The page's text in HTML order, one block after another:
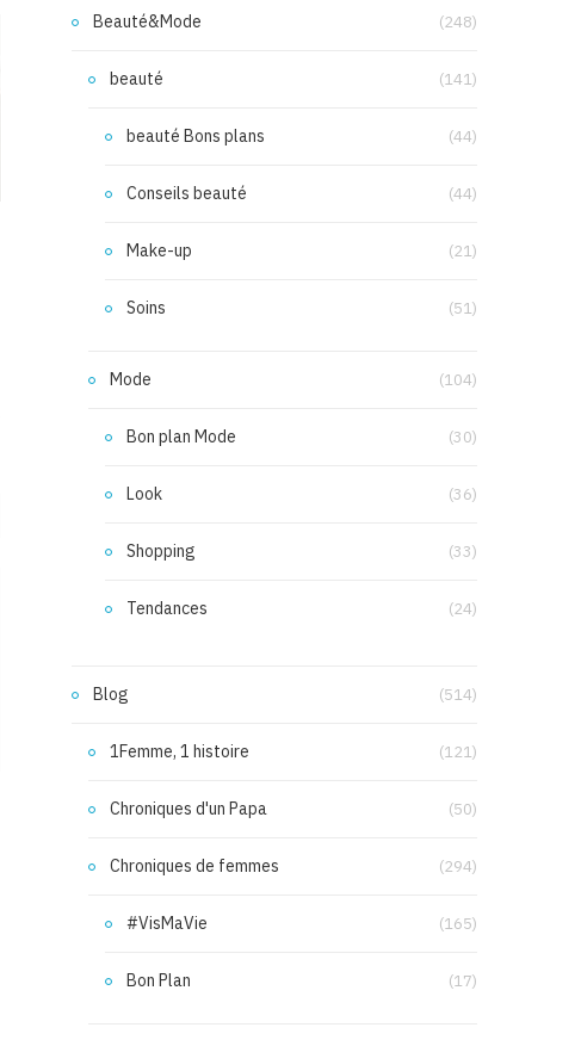
Beauté&Mode (248)
beauté (141)
beauté Bons plans (44)
Conseils beauté (44)
Make-up (21)
Soins (51)
Mode (104)
Bon plan Mode (30)
Look (36)
Shopping (33)
Tendances (24)
Blog (514)
1Femme, 1 histoire (121)
Chroniques d'un Papa (50)
Chroniques de femmes (294)
#VisMaVie (165)
Bon Plan (17)